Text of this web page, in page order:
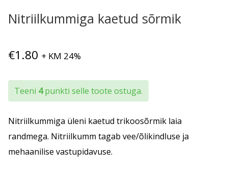
Nitriilkummiga kaetud sõrmik
€1.80 + KM 24%
Teeni 4punkti selle toote ostuga.
Nitriilkummiga üleni kaetud trikoosõrmik laia
randmega. Nitriilkumm tagab vee/õlikindluse ja
mehaanilise vastupidavuse.